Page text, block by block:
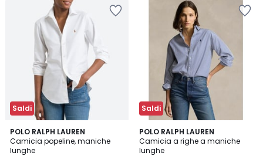
Saldi
POLO RALPH LAUREN
Camicia popeline, maniche
lunghe
4,9
/ 5
Saldi
POLO RALPH LAUREN
Camicia a righe a maniche
lunghe
4,5
/ 5